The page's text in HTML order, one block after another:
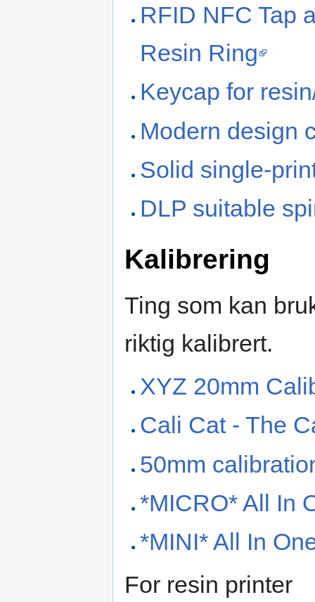
RFID NFC Tap
Resin Ring
Keycap for
Modern design
Solid single-
DLP suitable
Kalibrering
Ting som kan
riktig kalibrert.
XYZ 20mm
Cali Cat - The
50mm
*MICRO* All In
*MINI* All In
For resin printer